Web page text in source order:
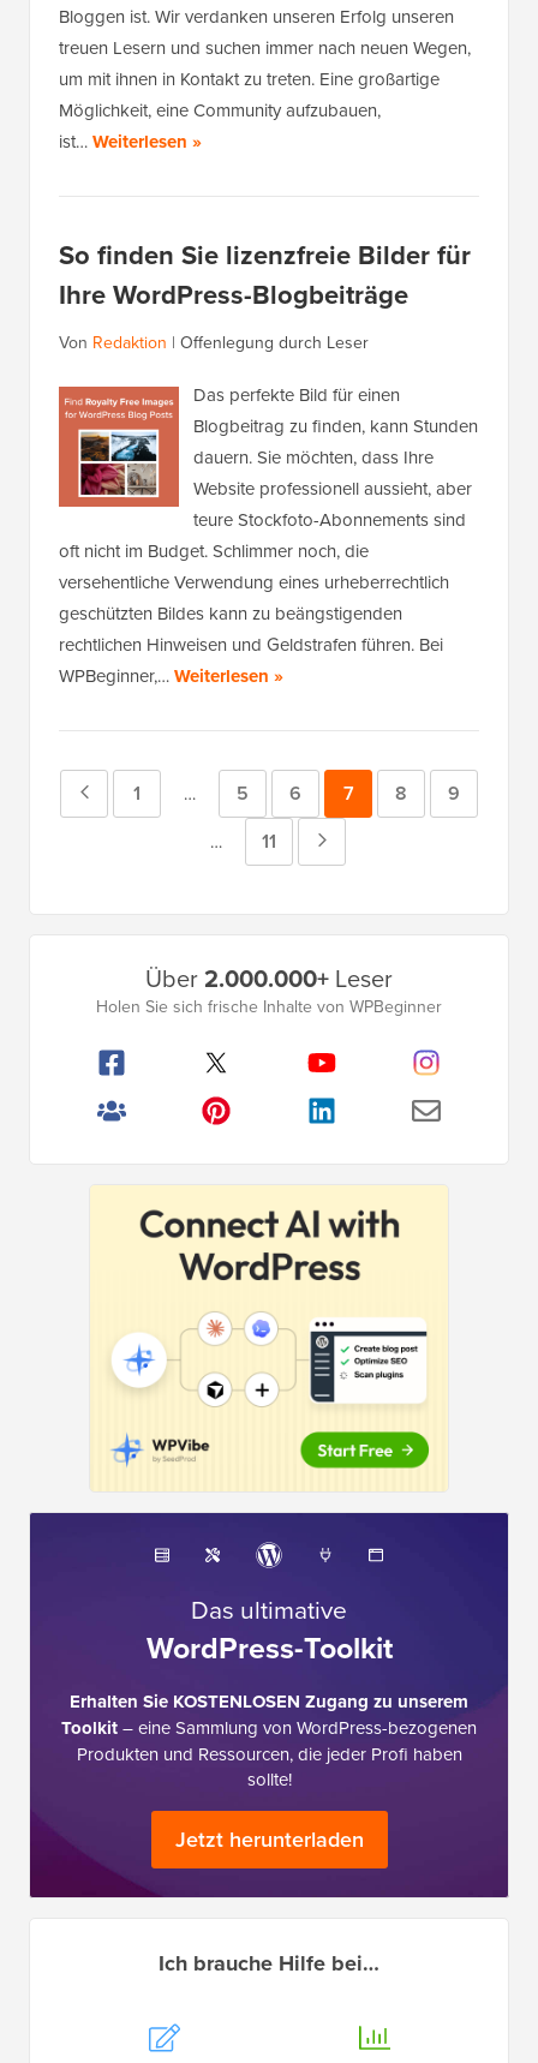
Bloggen ist. Wir verdanken unseren Erfolg unseren
treuen Lesern und suchen immer nach neuen Wegen,
um mit ihnen in Kontakt zu treten. Eine großartige
Möglichkeit, eine Community aufzubauen,
ist…Weiterlesen »
So finden Sie lizenzfreie Bilder für
Ihre WordPress-Blogbeiträge
Von Redaktion | Offenlegung durch Leser
Das perfekte Bild für einen
Blogbeitrag zu finden, kann Stunden
dauern. Sie möchten, dass Ihre
Website professionell aussieht, aber
teure Stockfoto-Abonnements sind
oft nicht im Budget. Schlimmer noch, die
versehentliche Verwendung eines urheberrechtlich
geschützten Bildes kann zu beängstigenden
rechtlichen Hinweisen und Geldstrafen führen. Bei
WPBeginner,…Weiterlesen »
Vorherige
Seite
1
Zwischenseiten
weggelassen
… Seite
5 Seite
6 Seite
7 Seite
8 Seite
9
Zwischenseiten
weggelassen
… Seite
11
Seitenleistenmenü
Über2.000.000+ Leser
Holen Sie sich frische Inhalte von WPBeginner
Das ultimative
WordPress-Toolkit
Erhalten Sie KOSTENLOSEN Zugang zu unserem
Toolkit– eine Sammlung von WordPress-bezogenen
Produkten und Ressourcen, die jeder Profi haben
sollte!
Jetzt herunterladen
Ich brauche Hilfe bei…